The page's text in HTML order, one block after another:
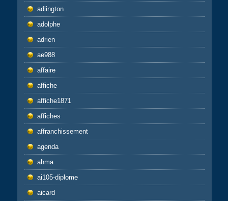
adlington
adolphe
adrien
ae988
affaire
affiche
affiche1871
affiches
affranchissement
agenda
ahma
ai105-diplome
aicard